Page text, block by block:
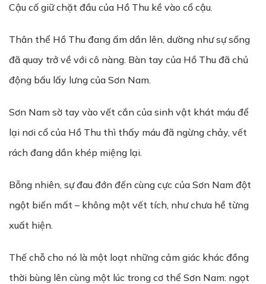
Cậu cố giữ chặt đầu của Hồ Thu kề vào cổ cậu.
Thân thể Hồ Thu đang ấm dần lên, dường như sự sống
đã quay trở về với cô nàng. Bàn tay của Hồ Thu đã chủ
động bấu lấy lưng của Sơn Nam.
Sơn Nam sờ tay vào vết cắn của sinh vật khát máu để
lại nơi cổ của Hồ Thu thì thấy máu đã ngừng chảy, vết
rách đang dần khép miệng lại.
Bỗng nhiên, sự đau đớn đến cùng cực của Sơn Nam đột
ngột biến mất – không một vết tích, như chưa hề từng
xuất hiện.
Thế chỗ cho nó là một loạt những cảm giác khác đồng
thời bùng lên cùng một lúc trong cơ thể Sơn Nam: ngọt